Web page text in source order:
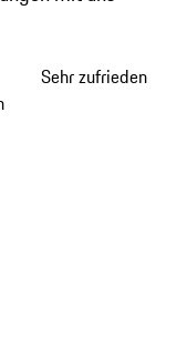
Sehr zufrieden